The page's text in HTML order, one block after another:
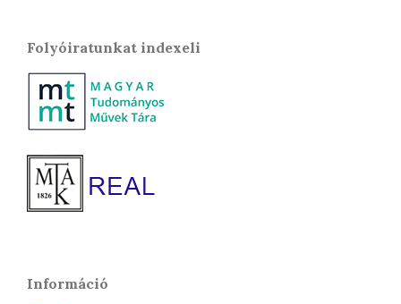
Folyóiratunkat indexeli
Információ